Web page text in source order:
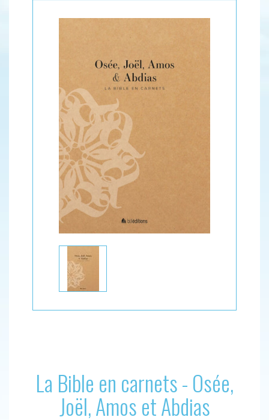
La Bible en carnets - Osée,
Joël, Amos et Abdias